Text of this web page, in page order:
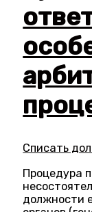
Списать
Процедура
должности